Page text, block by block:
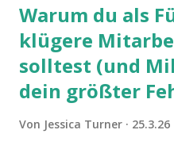
Warum du als
klügere
solltest (und
dein größter
Von Jessica Turner 25.3.26